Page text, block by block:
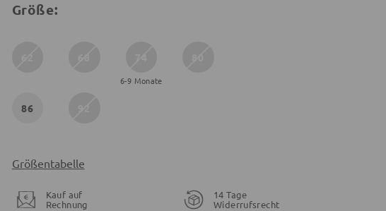
Größe:
6-9 Monate
86
Größentabelle
Kauf auf
Rechnung
14 Tage
Widerrufsrecht